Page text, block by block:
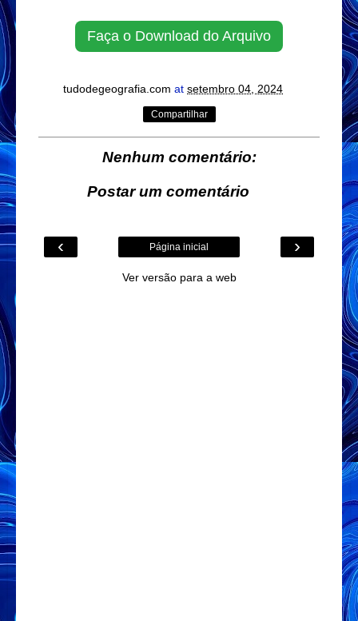
Faça o Download do Arquivo
tudodegeografia.com atsetembro 04, 2024
Compartilhar
Nenhum comentário:
Postar um comentário
‹ ›
Página inicial
Ver versão para a web